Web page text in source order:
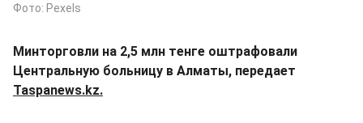
Фото: Pexels
Минторговли на 2,5 млн тенге оштрафовали
Центральную больницу в Алматы, передает
Taspanews.kz.